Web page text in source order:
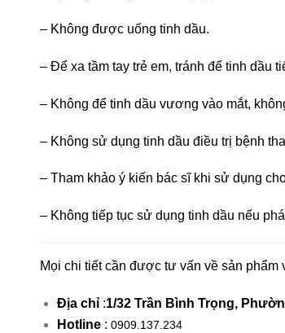
– Không được uống tinh dầu.
– Để xa tầm tay trẻ em, tránh để tinh dầu
– Không để tinh dầu vương vào mắt,
– Không sử dụng tinh dầu điều trị bệnh
– Tham khảo ý kiến bác sĩ khi sử dụng
– Không tiếp tục sử dụng tinh dầu nếu
Mọi chi tiết cần được tư vấn về sản
Địa chỉ:1/32 Trần Bình Trọng,
Hotline: 0909.137.234